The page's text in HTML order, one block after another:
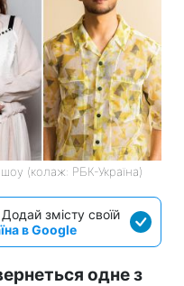
(колаж: РБК-Україна)
змісту своїй
в Google
одне з